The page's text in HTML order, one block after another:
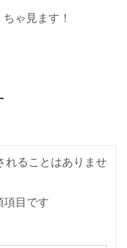
ゃ見ます！
れることはありませ
目です